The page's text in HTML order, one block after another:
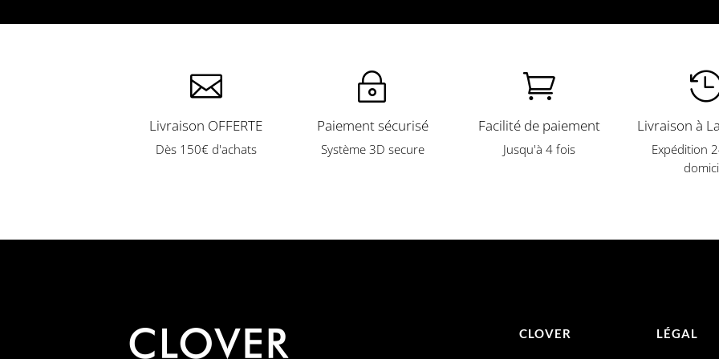

Livraison OFFERTE
Dès 150€ d'achats
~
Paiement sécurisé
Système 3D secure

Facilité de paiement
Jusqu'à 4 fois
Livraison à
Expédition
CLOVER LÉGAL